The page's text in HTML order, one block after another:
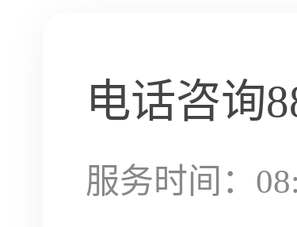
电话咨询
服务时间：